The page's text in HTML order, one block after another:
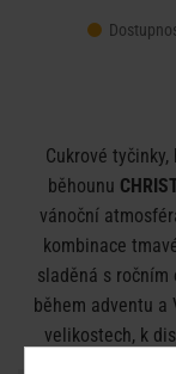
Cukrové
běhounu
vánoční
kombinace
sladěná s
během adventu a
velikostech, k